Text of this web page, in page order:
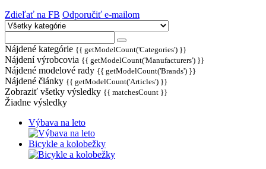
Zdieľať na FB Odporučiť e-mailom
Nájdené kategórie {{ getModelCount('Categories') }}
Nájdení výrobcovia {{ getModelCount('Manufacturers') }}
Nájdené modelové rady {{ getModelCount('Brands') }}
Nájdené články {{ getModelCount('Articles') }}
Zobraziť všetky výsledky {{ matchesCount }}
Žiadne výsledky
Výbava na leto
Bicykle a kolobežky